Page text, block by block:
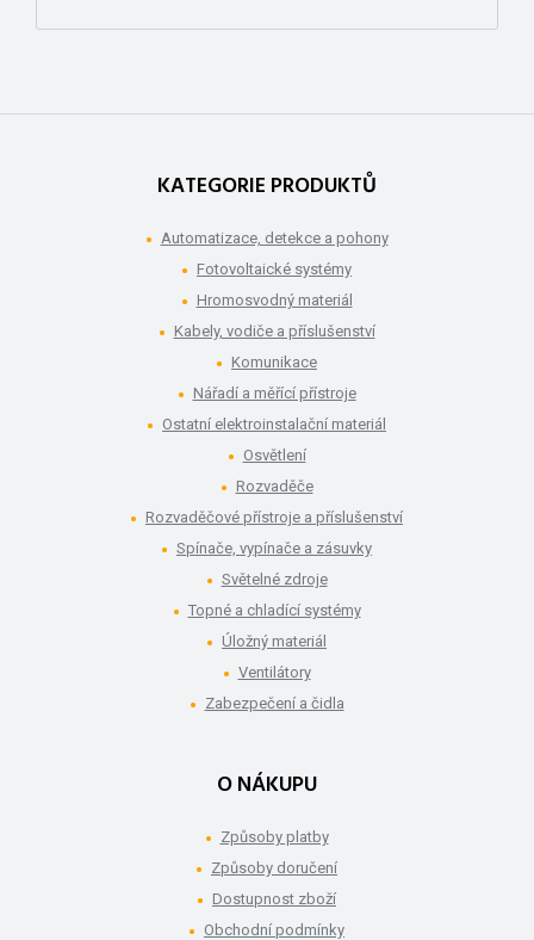
KATEGORIE PRODUKTŮ
Automatizace, detekce a pohony
Fotovoltaické systémy
Hromosvodný materiál
Kabely, vodiče a příslušenství
Komunikace
Nářadí a měřící přístroje
Ostatní elektroinstalační materiál
Osvětlení
Rozvaděče
Rozvaděčové přístroje a příslušenství
Spínače, vypínače a zásuvky
Světelné zdroje
Topné a chladící systémy
Úložný materiál
Ventilátory
Zabezpečení a čidla
O NÁKUPU
Způsoby platby
Způsoby doručení
Dostupnost zboží
Obchodní podmínky